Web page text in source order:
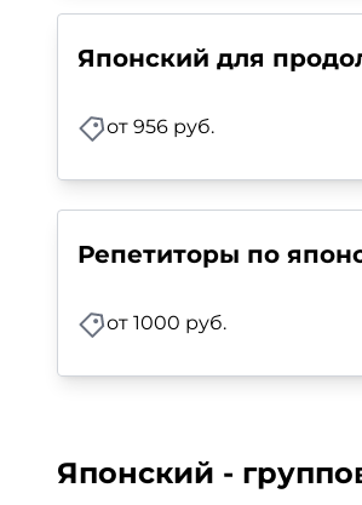
Японский для
от 956 руб.
Репетиторы по
от 1000 руб.
Японский -